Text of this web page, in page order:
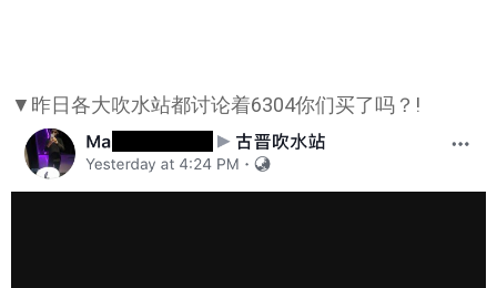
▼昨日各大吹水站都讨论着6304你们买了吗？!